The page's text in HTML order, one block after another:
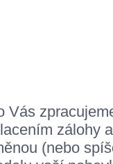
Vás
zálohy
(nebo